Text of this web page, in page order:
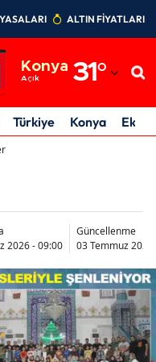
ALTIN FİYATLARI
Konya
Açık 31°
Adıyaman
Afyonkarahisar
Ankara
Antalya
Artvin
Aydın
Balıkesir
Türkiye Konya
2026 - 09:00
Güncellenme
03 Temmuz 2026